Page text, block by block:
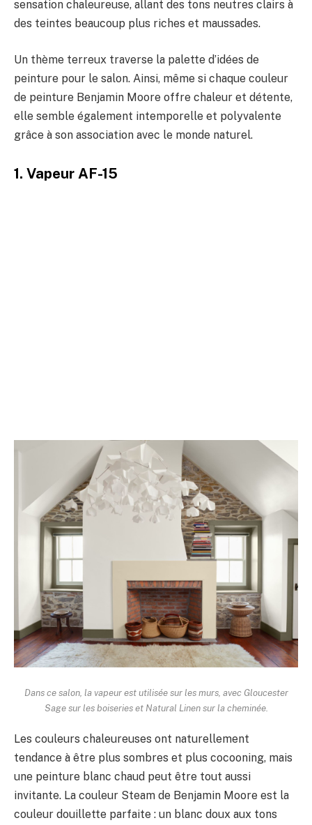
sensation chaleureuse, allant des tons neutres clairs à
des teintes beaucoup plus riches et maussades.
Un thème terreux traverse la palette d’idées de
peinture pour le salon. Ainsi, même si chaque couleur
de peinture Benjamin Moore offre chaleur et détente,
elle semble également intemporelle et polyvalente
grâce à son association avec le monde naturel.
1. Vapeur AF-15
Dans ce salon, la vapeur est utilisée sur les murs, avec Gloucester
Sage sur les boiseries et Natural Linen sur la cheminée.
Les couleurs chaleureuses ont naturellement
tendance à être plus sombres et plus cocooning, mais
une peinture blanc chaud peut être tout aussi
invitante. La couleur Steam de Benjamin Moore est la
couleur douillette parfaite : un blanc doux aux tons